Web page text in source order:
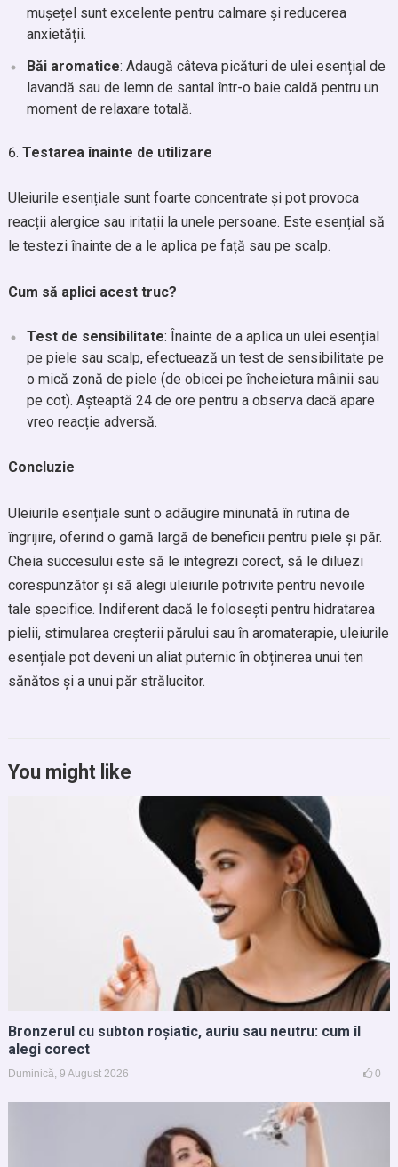
mușețel sunt excelente pentru calmare și reducerea
anxietății.
Băi aromatice: Adaugă câteva picături de ulei esențial de
lavandă sau de lemn de santal într-o baie caldă pentru un
moment de relaxare totală.
Testarea înainte de utilizare
Uleiurile esențiale sunt foarte concentrate și pot provoca
reacții alergice sau iritații la unele persoane. Este esențial să
le testezi înainte de a le aplica pe față sau pe scalp.
Cum să aplici acest truc?
Test de sensibilitate: Înainte de a aplica un ulei esențial
pe piele sau scalp, efectuează un test de sensibilitate pe
o mică zonă de piele (de obicei pe încheietura mâinii sau
pe cot). Așteaptă 24 de ore pentru a observa dacă apare
vreo reacție adversă.
Concluzie
Uleiurile esențiale sunt o adăugire minunată în rutina de
îngrijire, oferind o gamă largă de beneficii pentru piele și păr.
Cheia succesului este să le integrezi corect, să le diluezi
corespunzător și să alegi uleiurile potrivite pentru nevoile
tale specifice. Indiferent dacă le folosești pentru hidratarea
pielii, stimularea creșterii părului sau în aromaterapie, uleiurile
esențiale pot deveni un aliat puternic în obținerea unui ten
sănătos și a unui păr strălucitor.
You might like
Bronzerul cu subton roșiatic, auriu sau neutru: cum îl
alegi corect
Duminică, 9 August 2026 0